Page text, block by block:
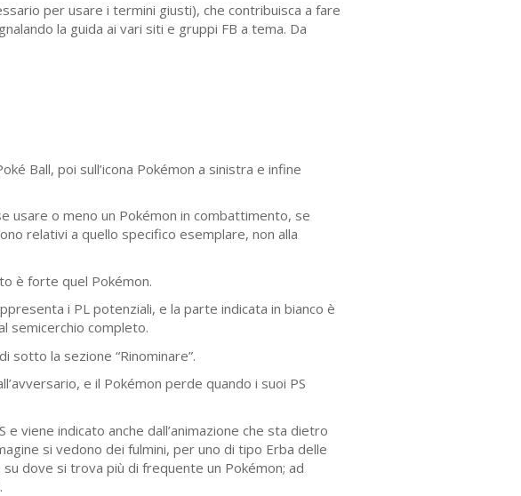
per usare i termini giusti), che contribuisca a fare
la guida ai vari siti e gruppi FB a tema. Da
Ball, poi sull’icona Pokémon a sinistra e infine
usare o meno un Pokémon in combattimento, se
relativi a quello specifico esemplare, non alla
è forte quel Pokémon.
i PL potenziali, e la parte indicata in bianco è
semicerchio completo.
sotto la sezione “Rinominare”.
e il Pokémon perde quando i suoi PS
viene indicato anche dall’animazione che sta dietro
si vedono dei fulmini, per uno di tipo Erba delle
dove si trova più di frequente un Pokémon; ad